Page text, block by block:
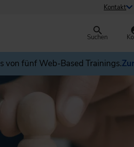
Kontakt
Suchen
von fünf Web-Based Trainings.